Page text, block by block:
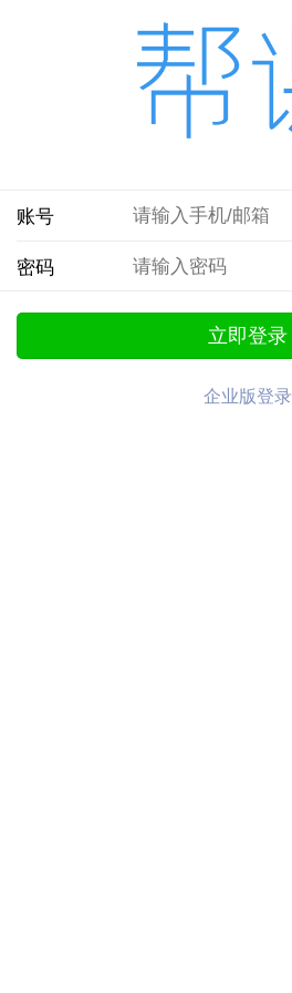
账号
密码
立即登录
企业版登录